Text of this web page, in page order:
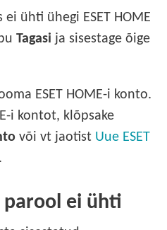
ühti ühegi ESET HOME
Tagasi ja sisestage õige
ESET HOME-i konto.
i kontot, klõpsake
või vt jaotist Uue ESET
.
parool ei ühti